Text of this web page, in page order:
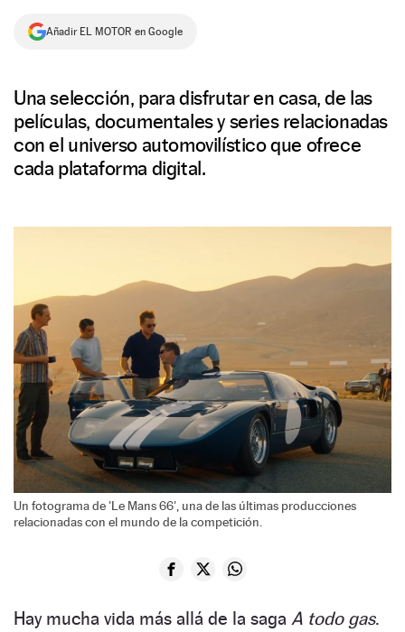
NEWSLETTER
Añadir EL MOTOR en Google
Una selección, para disfrutar en casa, de las
películas, documentales y series relacionadas
con el universo automovilístico que ofrece
cada plataforma digital.
Un fotograma de 'Le Mans 66', una de las últimas producciones
relacionadas con el mundo de la competición.
Hay mucha vida más allá de la saga A todo gas.